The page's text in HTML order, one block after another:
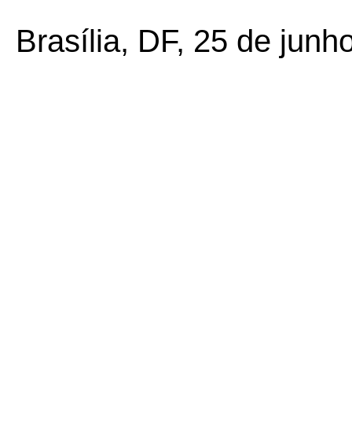
Brasília, DF, 25 de